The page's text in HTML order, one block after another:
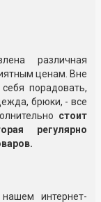
различная
ценам. Вне
порадовать,
брюки, - все
стоит
регулярно
интернет-